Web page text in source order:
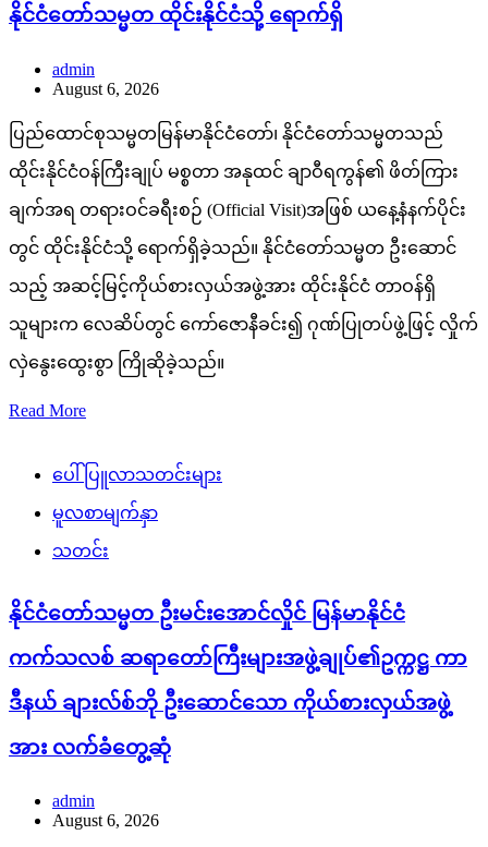
နိုင်ငံတော်သမ္မတ ထိုင်းနိုင်ငံသို့ ရောက်ရှိ
admin
August 6, 2026
ပြည်ထောင်စုသမ္မတမြန်မာနိုင်ငံတော်၊ နိုင်ငံတော်သမ္မတသည်
ထိုင်းနိုင်ငံဝန်ကြီးချုပ် မစ္စတာ အနုထင် ချာဝီရကွန်၏ ဖိတ်ကြား
ချက်အရ တရားဝင်ခရီးစဉ် (Official Visit)အဖြစ် ယနေ့နံနက်ပိုင်း
တွင် ထိုင်းနိုင်ငံသို့ ရောက်ရှိခဲ့သည်။ နိုင်ငံတော်သမ္မတ ဦးဆောင်
သည့် အဆင့်မြင့်ကိုယ်စားလှယ်အဖွဲ့အား ထိုင်းနိုင်ငံ တာဝန်ရှိ
သူများက လေဆိပ်တွင် ကော်ဇောနီခင်း၍ ဂုဏ်ပြုတပ်ဖွဲ့ဖြင့် လှိုက်
လှဲနွေးထွေးစွာ ကြိုဆိုခဲ့သည်။
Read More
ပေါ်ပြူလာသတင်းများ
မူလစာမျက်နှာ
သတင်း
နိုင်ငံတော်သမ္မတ ဦးမင်းအောင်လှိုင် မြန်မာနိုင်ငံ
ကက်သလစ် ဆရာတော်ကြီးများအဖွဲ့ချုပ်၏ဥက္ကဋ္ဌ ကာ
ဒီနယ် ချားလ်စ်ဘို ဦးဆောင်သော ကိုယ်စားလှယ်အဖွဲ့
အား လက်ခံတွေ့ဆုံ
admin
August 6, 2026